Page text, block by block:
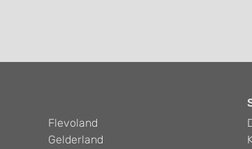
Flevoland
Gelderland